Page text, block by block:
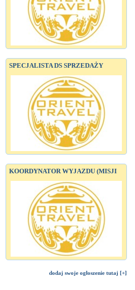
SPECJALISTA DS SPRZEDAŻY
KOORDYNATOR WYJAZDU (MISJI
dodaj swoje ogłoszenie tutaj [+]